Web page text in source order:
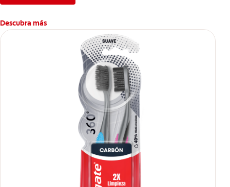
Descubra más